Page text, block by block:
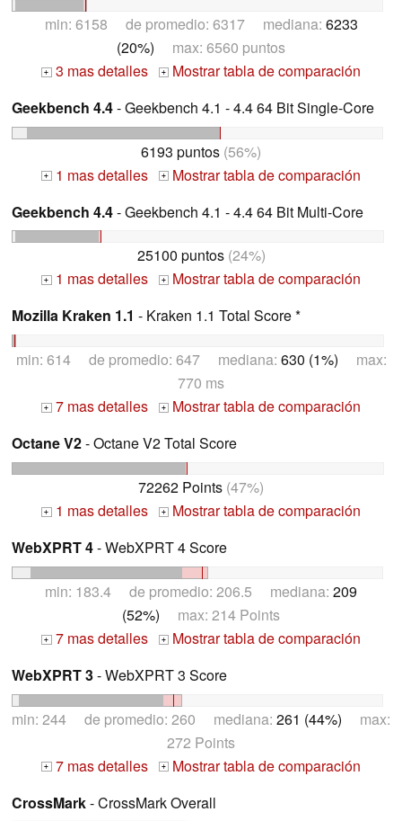
min: 6158 de promedio: 6317 mediana: 6233
(20%) max: 6560 puntos
+ 3 mas detalles +
Mostrar tabla de comparación
Geekbench 4.4- Geekbench 4.1 - 4.4 64 Bit Single-Core
6193 puntos (56%)
+ 1 mas detalles +
Mostrar tabla de comparación
Geekbench 4.4- Geekbench 4.1 - 4.4 64 Bit Multi-Core
25100 puntos(24%)
+ 1 mas detalles +
Mostrar tabla de comparación
Mozilla Kraken 1.1 - Kraken 1.1 Total Score *
min: 614 de promedio: 647 mediana: 630 (1%) max:
770 ms
+ 7 mas detalles +
Mostrar tabla de comparación
Octane V2- Octane V2 Total Score
72262 Points (47%)
+ 1 mas detalles +
Mostrar tabla de comparación
WebXPRT 4- WebXPRT 4 Score
min: 183.4 de promedio: 206.5 mediana: 209
(52%) max: 214 Points
+ 7 mas detalles +
Mostrar tabla de comparación
WebXPRT 3- WebXPRT 3 Score
min: 244 de promedio: 260 mediana: 261 (44%) max:
272 Points
+ 7 mas detalles +
Mostrar tabla de comparación
CrossMark- CrossMark Overall